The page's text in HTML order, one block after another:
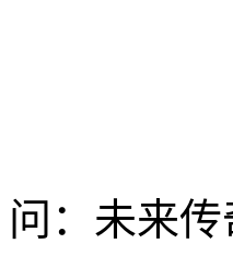
问：未来